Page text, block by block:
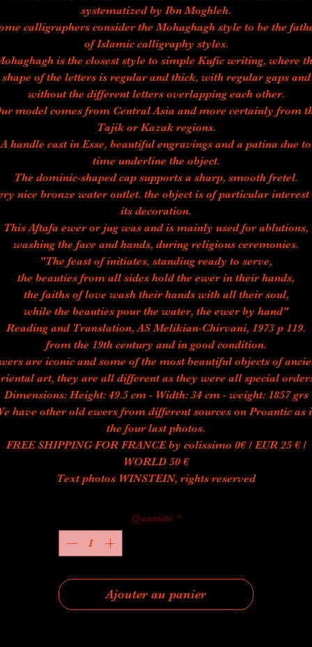
systematized by Ibn Moghleh.
calligraphers consider the Mohaghagh style to be the
of Islamic calligraphy styles.
is the closest style to simple Kufic writing, where
shape of the letters is regular and thick, with regular gaps and
without the different letters overlapping each other.
model comes from Central Asia and more certainly from
Tajik or Kazak regions.
A handle cast in Esse, beautiful engravings and a patina due to
time underline the object.
The dominic-shaped cap supports a sharp, smooth fretel.
nice bronze water outlet. the object is of particular interest
its decoration.
This Aftafa ewer or jug was and is mainly used for ablutions,
washing the face and hands, during religious ceremonies.
"The feast of initiates, standing ready to serve,
the beauties from all sides hold the ewer in their hands,
the faiths of love wash their hands with all their soul,
while the beauties pour the water, the ewer by hand"
Reading and Translation, AS Melikian-Chirvani, 1973 p 119.
from the 19th century and in good condition.
are iconic and some of the most beautiful objects of
art, they are all different as they were all special
Dimensions: Height: 49.5 cm - Width: 34 cm - weight: 1857 grs
have other old ewers from different sources on Proantic as
the four last photos.
FREE SHIPPING FOR FRANCE by colissimo 0€ / EUR 25 € /
WORLD 50 €
Text photos WINSTEIN, rights reserved
Quantité *
Ajouter au panier